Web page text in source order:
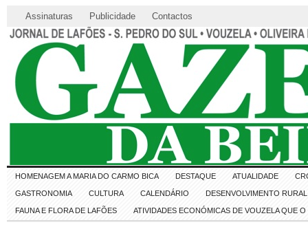
Assinaturas Publicidade Contactos
HOMENAGEM A MARIA DO CARMO BICA DESTAQUE ATUALIDADE
GASTRONOMIA CULTURA CALENDÁRIO DESENVOLVIMENTO RURAL
FAUNA E FLORA DE LAFÕES ATIVIDADES ECONÓMICAS DE VOUZELA QUE